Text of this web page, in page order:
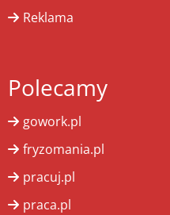
Reklama
Polecamy
gowork.pl
fryzomania.pl
pracuj.pl
praca.pl